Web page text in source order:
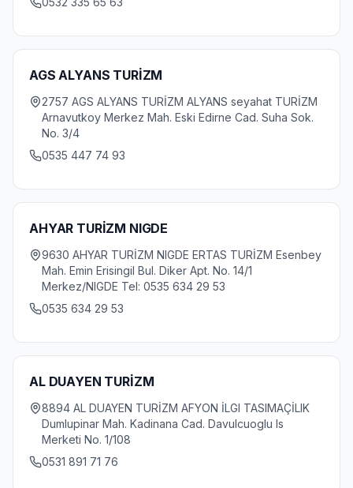
AGS ALYANS TURİZM
2757 AGS ALYANS TURİZM ALYANS seyahat TURİZM
Arnavutkoy Merkez Mah. Eski Edirne Cad. Suha Sok.
No. 3/4
0535 447 74 93
AHYAR TURİZM NIGDE
9630 AHYAR TURİZM NIGDE ERTAS TURİZM Esenbey
Mah. Emin Erisingil Bul. Diker Apt. No. 14/1
Merkez/NIGDE Tel: 0535 634 29 53
0535 634 29 53
AL DUAYEN TURİZM
8894 AL DUAYEN TURİZM AFYON İLGI TASIMAÇİLIK
Dumlupinar Mah. Kadinana Cad. Davulcuoglu Is
Merketi No. 1/108
0531 891 71 76